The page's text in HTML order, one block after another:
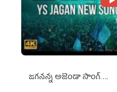
జగనన్న అజెండా సాంగ్….